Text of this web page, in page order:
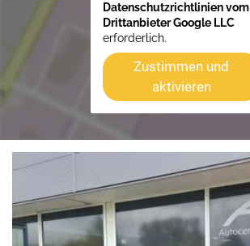
Datenschutzrichtlinien vom
Drittanbieter Google LLC
erforderlich.
Zustimmen und
aktivieren